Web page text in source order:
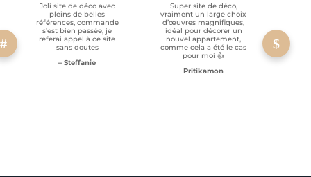
Joli site de déco avec
pleins de belles
références, commande
s’est bien passée, je
referai appel à ce site
sans doutes
– Steffanie
Super site de déco,
vraiment un large choix
d’œuvres magnifiques,
idéal pour décorer un
nouvel appartement,
comme cela a été le cas
pour moi 👍
Pritikamon